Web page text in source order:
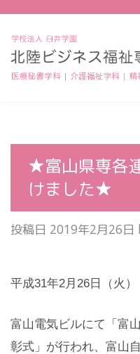
★富山県専各
けました★
投稿日 2019年2月26日
平成31年2月26日（火）
富山電気ビルにて「富
彰式」が行われ、富山